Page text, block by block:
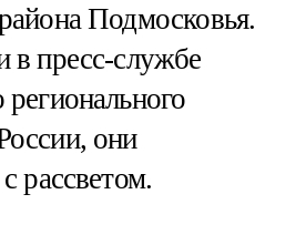
Подмосковья.
в пресс-службе
они
рассветом.